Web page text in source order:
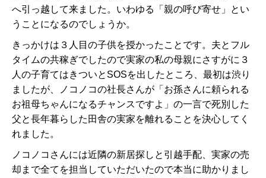
へ引っ越して来ました。いわゆる「親の呼び寄せ」とい
うことになるのでしょうか。
きっかけは３人目の子供を授かったことです。夫とフル
タイムの共稼ぎでしたので実家の私の母親にさすがに３
人の子育てはきついとSOSを出したところ、最初は渋り
ましたが、ノコノコの社長さんが「お孫さんに頼られる
お祖母ちゃんになるチャンスですよ」の一言で死別した
父と長年暮らした田舎の実家を離れることを決心してく
れました。
ノコノコさんには近隣の新居探しと引越手配、実家の売
却まで全てを担当していただいたので本当に助かりまし